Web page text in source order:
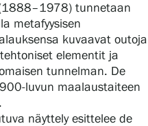
tunnetaan
metafyysisen
kuvaavat outoja
elementit ja
tunnelman. De
luvun maalaustaiteen
näyttely esittelee de